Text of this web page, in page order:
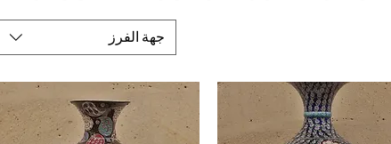
جهة الفرز